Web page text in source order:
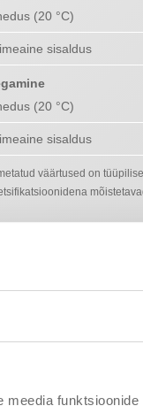
(20 °C)
sisaldus
(20 °C)
sisaldus
väärtused on